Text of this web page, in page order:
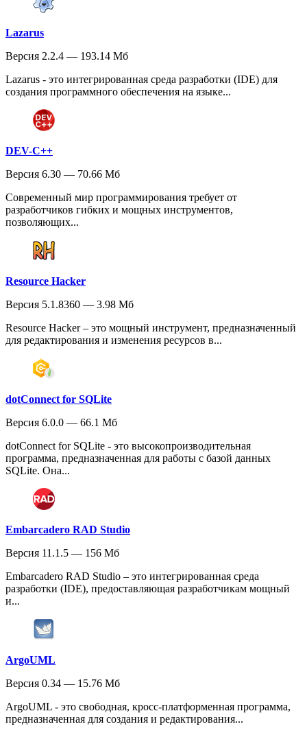
Lazarus
Версия 2.2.4 — 193.14 Мб
Lazarus - это интегрированная среда разработки (IDE) для
создания программного обеспечения на языке...
DEV-C++
Версия 6.30 — 70.66 Мб
Современный мир программирования требует от
разработчиков гибких и мощных инструментов,
позволяющих...
Resource Hacker
Версия 5.1.8360 — 3.98 Мб
Resource Hacker – это мощный инструмент, предназначенный
для редактирования и изменения ресурсов в...
dotConnect for SQLite
Версия 6.0.0 — 66.1 Мб
dotConnect for SQLite - это высокопроизводительная
программа, предназначенная для работы с базой данных
SQLite. Она...
Embarcadero RAD Studio
Версия 11.1.5 — 156 Мб
Embarcadero RAD Studio – это интегрированная среда
разработки (IDE), предоставляющая разработчикам мощный
и...
ArgoUML
Версия 0.34 — 15.76 Мб
ArgoUML - это свободная, кросс-платформенная программа,
предназначенная для создания и редактирования...